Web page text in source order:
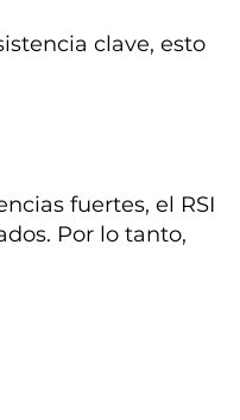
clave, esto
fuertes, el RSI
Por lo tanto,